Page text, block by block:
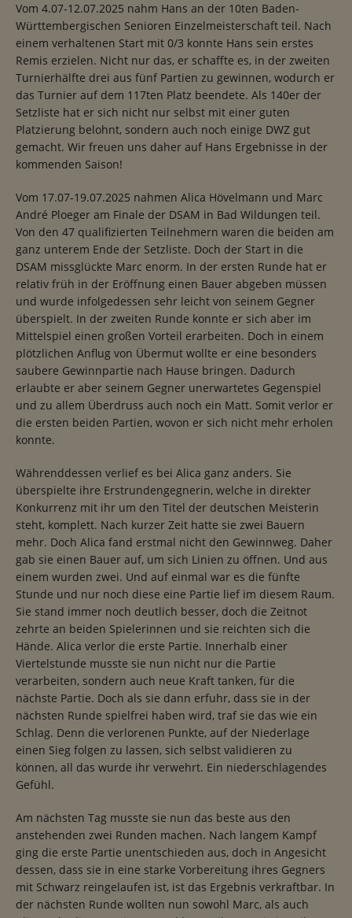
Vom 4.07-12.07.2025 nahm Hans an der 10ten Baden-
Württembergischen Senioren Einzelmeisterschaft teil. Nach
einem verhaltenen Start mit 0/3 konnte Hans sein erstes
Remis erzielen. Nicht nur das, er schaffte es, in der zweiten
Turnierhälfte drei aus fünf Partien zu gewinnen, wodurch er
das Turnier auf dem 117ten Platz beendete. Als 140er der
Setzliste hat er sich nicht nur selbst mit einer guten
Platzierung belohnt, sondern auch noch einige DWZ gut
gemacht. Wir freuen uns daher auf Hans Ergebnisse in der
kommenden Saison!
Vom 17.07-19.07.2025 nahmen Alica Hövelmann und Marc
André Ploeger am Finale der DSAM in Bad Wildungen teil.
Von den 47 qualifizierten Teilnehmern waren die beiden am
ganz unterem Ende der Setzliste. Doch der Start in die
DSAM missglückte Marc enorm. In der ersten Runde hat er
relativ früh in der Eröffnung einen Bauer abgeben müssen
und wurde infolgedessen sehr leicht von seinem Gegner
überspielt. In der zweiten Runde konnte er sich aber im
Mittelspiel einen großen Vorteil erarbeiten. Doch in einem
plötzlichen Anflug von Übermut wollte er eine besonders
saubere Gewinnpartie nach Hause bringen. Dadurch
erlaubte er aber seinem Gegner unerwartetes Gegenspiel
und zu allem Überdruss auch noch ein Matt. Somit verlor er
die ersten beiden Partien, wovon er sich nicht mehr erholen
konnte.
Währenddessen verlief es bei Alica ganz anders. Sie
überspielte ihre Erstrundengegnerin, welche in direkter
Konkurrenz mit ihr um den Titel der deutschen Meisterin
steht, komplett. Nach kurzer Zeit hatte sie zwei Bauern
mehr. Doch Alica fand erstmal nicht den Gewinnweg. Daher
gab sie einen Bauer auf, um sich Linien zu öffnen. Und aus
einem wurden zwei. Und auf einmal war es die fünfte
Stunde und nur noch diese eine Partie lief im diesem Raum.
Sie stand immer noch deutlich besser, doch die Zeitnot
zehrte an beiden Spielerinnen und sie reichten sich die
Hände. Alica verlor die erste Partie. Innerhalb einer
Viertelstunde musste sie nun nicht nur die Partie
verarbeiten, sondern auch neue Kraft tanken, für die
nächste Partie. Doch als sie dann erfuhr, dass sie in der
nächsten Runde spielfrei haben wird, traf sie das wie ein
Schlag. Denn die verlorenen Punkte, auf der Niederlage
einen Sieg folgen zu lassen, sich selbst validieren zu
können, all das wurde ihr verwehrt. Ein niederschlagendes
Gefühl.
Am nächsten Tag musste sie nun das beste aus den
anstehenden zwei Runden machen. Nach langem Kampf
ging die erste Partie unentschieden aus, doch in Angesicht
dessen, dass sie in eine starke Vorbereitung ihres Gegners
mit Schwarz reingelaufen ist, ist das Ergebnis verkraftbar. In
der nächsten Runde wollten nun sowohl Marc, als auch